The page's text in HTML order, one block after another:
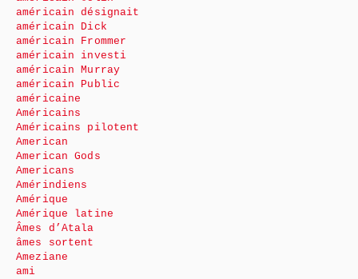
américain désignait
américain Dick
américain Frommer
américain investi
américain Murray
américain Public
américaine
Américains
Américains pilotent
American
American Gods
Americans
Amérindiens
Amérique
Amérique latine
Âmes d’Atala
âmes sortent
Ameziane
ami